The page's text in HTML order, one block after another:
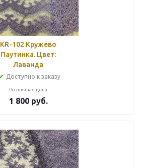
KR-102 Кружево
Паутинка. Цвет:
Лаванда
Доступно к заказу
Розничная цена
1 800руб.